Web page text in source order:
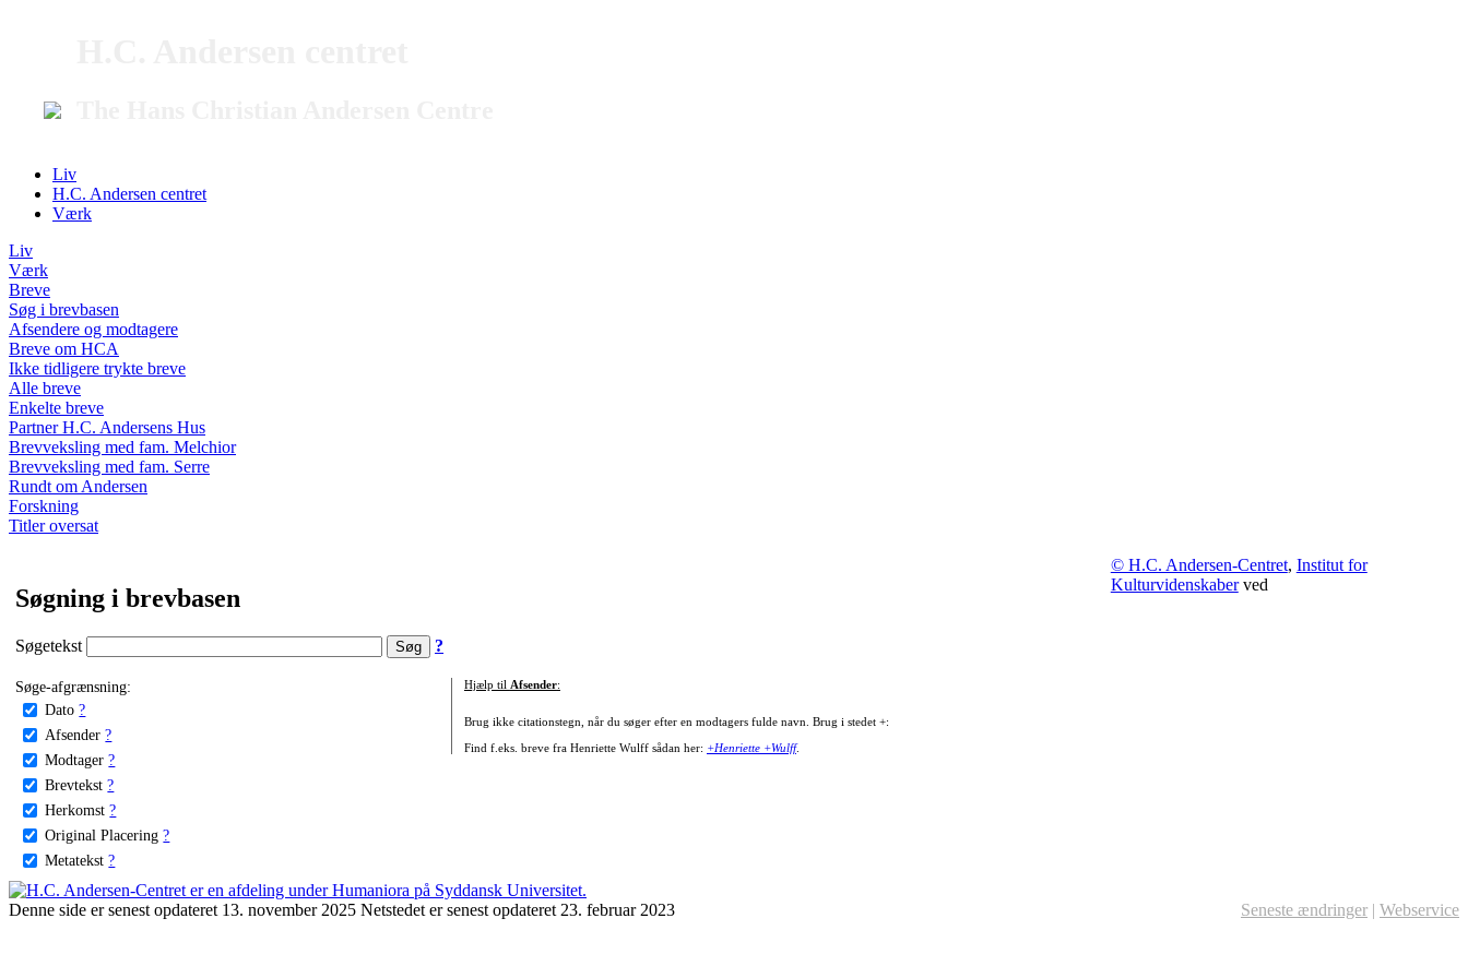
Liv
H.C. Andersen centret
Værk
Liv
Værk
Breve
Søg i brevbasen
Afsendere og modtagere
Breve om HCA
Ikke tidligere trykte breve
Alle breve
Enkelte breve
Partner H.C. Andersens Hus
Brevveksling med fam. Melchior
Brevveksling med fam. Serre
Rundt om Andersen
Forskning
Titler oversat
Søgning i brevbasen
Søgetekst ?
Søge-afgrænsning:
Dato ?
Afsender ?
Modtager ?
Brevtekst ?
Herkomst ?
Original Placering ?
Metatekst ?
Hjælp til Afsender:
Brug ikke citationstegn, når du søger efter en modtagers fulde navn. Brug i stedet +:
Find f.eks. breve fra Henriette Wulff sådan her: +Henriette +Wulff.
© H.C. Andersen-Centret, Institut for
Kulturvidenskaberved
Denne side er senest opdateret 13. november 2025 Netstedet er senest opdateret 23. februar 2023 Seneste ændringer | Webservice